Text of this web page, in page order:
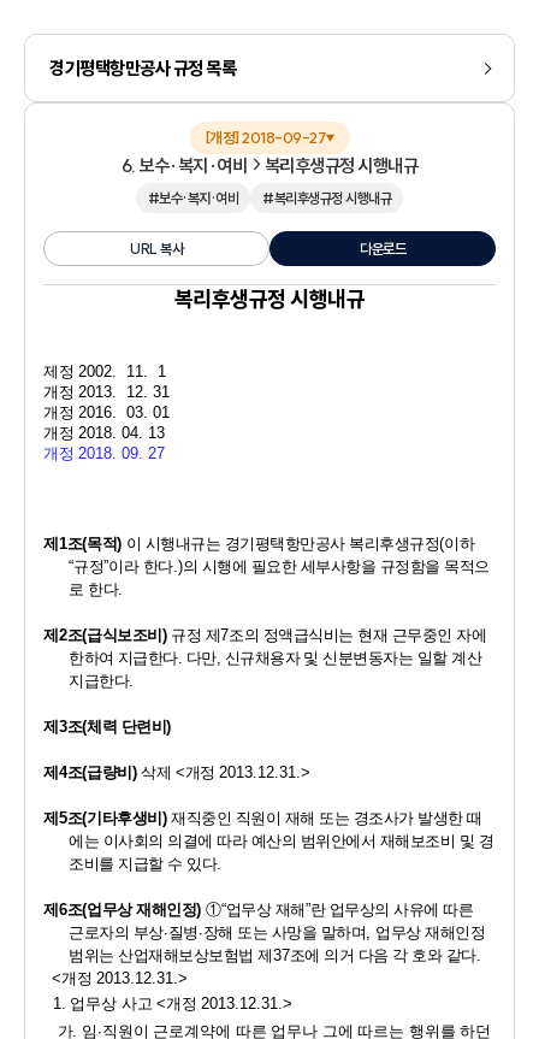
경기평택항만공사 규정 목록
[개정] 2018-09-27▼
6. 보수·복지·여비 복리후생규정 시행내규
#보수·복지·여비 #복리후생규정 시행내규
URL 복사 다운로드
복리후생규정 시행내규
제정 2002.  11.  1
개정 2013.  12. 31
개정 2016.  03. 01
개정 2018. 04. 13
개정 2018. 09. 27
제 1조(목적) 이 시행내규는 경기평택항만공사 복리후생규정(
이하
“규정”이라 한다.)의 시행에 필요한 세부사항을 규정함을 목적으
로 한다.
제 2조(급식보조비 ) 규정 제7조의 정액급식비는 현재 근무중인 자에
한하여 지급한다. 다만, 신규채용자 및 신분변동자는 일할 계산
지급한다.
제 3조(체력 단련비 )
제 4조(급량비 ) 삭제 <개정 2013.12.31.>
제 5조(기타후생비 ) 재직중인 직원이 재해 또는 경조사가 발생한 때
에는 이사회의 의결에 따라 예산의 범위안에서 재해보조비 및 경
조비를 지급할 수 있다.
제 6조(업무상 재해인정) ①“업무상 재해”란 업무상의 사유에 따른
근로자의 부상·질병 ·장해 또는 사망을 말하며, 업무상 재해인정
범위는 산업재해보상보험법 제37조에 의거 다음 각 호와 같다.
<개정 2013.12.31.>
1. 업무상 사고 <개정 2013.12.31.>
가. 임 ·직원이 근로계약에 따른 업무나 그에 따르는 행위를 하던